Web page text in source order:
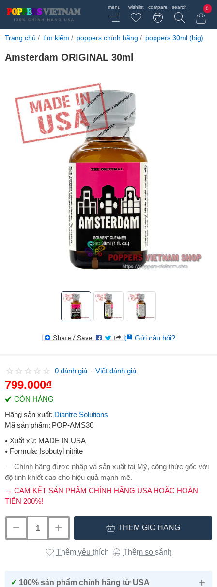
0
Amsterdam ORIGINAL 30ml
Trang chủ home
tìm kiếm poppers chính hãng poppers 30ml (big)
Gửi câu hỏi?
CÒN HÀNG
Hãng sản xuất: Diantre Solutions
Mã sản phẩm: POP-AMS30
Xuất xứ: MADE IN USA
Formula: Isobutyl nitrite
0 đánh giá - Viết đánh giá
799.000₫
THÊM GIỎ HÀNG
Thêm yêu thích Thêm so sánh
— Chính hãng được nhập và sản xuất tại Mỹ, công thức gốc với
độ tinh khiết cao cho hiệu quả mạnh mẽ.
→ CAM KẾT SẢN PHẨM CHÍNH HÃNG USA HOẶC HOÀN
TIỀN 200%!
✓ 100% sản phẩm chính hãng từ USA